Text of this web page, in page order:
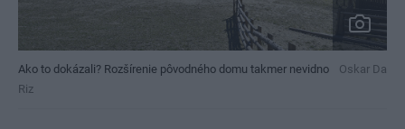
Ako to dokázali? Rozšírenie pôvodného domu takmer nevidno
Oskar Da
Riz